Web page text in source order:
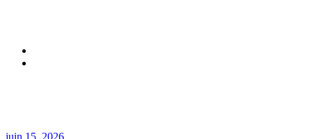
juin 15, 2026